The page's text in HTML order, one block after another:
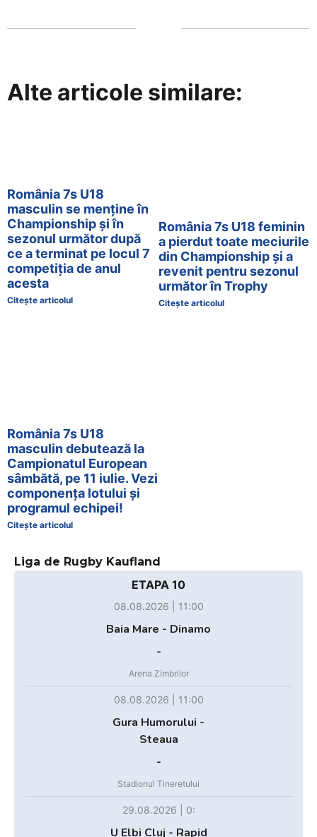
Alte articole similare:
România 7s U18
masculin se menține în
Championship și în
sezonul următor după
ce a terminat pe locul 7
competiția de anul
acesta
Citește articolul
România 7s U18 feminin
a pierdut toate meciurile
din Championship și a
revenit pentru sezonul
următor în Trophy
Citește articolul
România 7s U18
masculin debutează la
Campionatul European
sâmbătă, pe 11 iulie. Vezi
componența lotului și
programul echipei!
Citește articolul
Liga de Rugby Kaufland
ETAPA 10
08.08.2026 | 11:00
Baia Mare - Dinamo
-
Arena Zimbrilor
08.08.2026 | 11:00
Gura Humorului -
Steaua
-
Stadionul Tineretului
29.08.2026 | 0:
U Elbi Cluj - Rapid